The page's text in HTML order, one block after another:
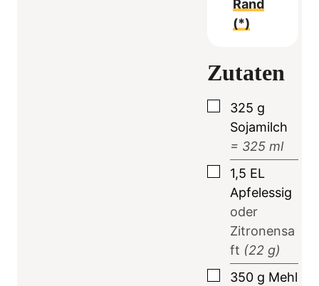
Rand
(*)
Zutaten
▢
325 g
Sojamilch
= 325 ml
▢
1,5 EL
Apfelessig
oder
Zitronensa
ft (22 g)
▢
350 g Mehl